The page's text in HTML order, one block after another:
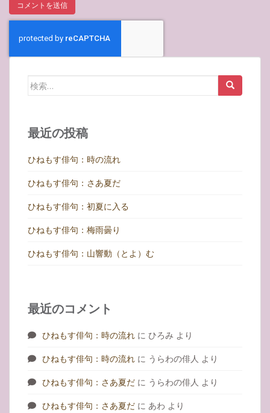
検
最近の投稿
ひねもす俳句：時の流れ
ひねもす俳句：さあ夏だ
ひねもす俳句：初夏に入る
ひねもす俳句：梅雨曇り
ひねもす俳句：山響動（とよ）む
最近のコメント
ひねもす俳句：時の流れ に ひろみ より
ひねもす俳句：時の流れ に うらわの俳人 より
ひねもす俳句：さあ夏だ に うらわの俳人 より
ひねもす俳句：さあ夏だ に あわ より